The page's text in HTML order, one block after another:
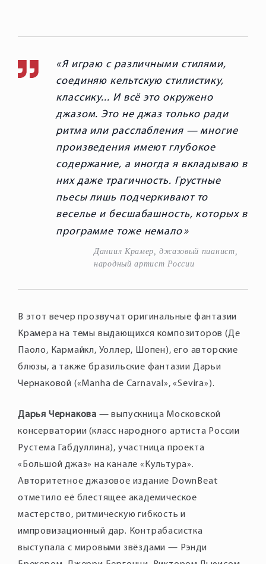
Даниил Крамер, джазовый пианист,
народный артист России
Я играю с различными стилями,
соединяю кельтскую стилистику,
классику... И всё это окружено
джазом. Это не джаз только ради
ритма или расслабления — многие
произведения имеют глубокое
содержание, а иногда я вкладываю в
них даже трагичность. Грустные
пьесы лишь подчеркивают то
веселье и бесшабашность, которых в
программе тоже немало
В этот вечер прозвучат оригинальные фантазии
Крамера на темы выдающихся композиторов (Де
Паоло, Кармайкл, Уоллер, Шопен), его авторские
блюзы, а также бразильские фантазии Дарьи
Чернаковой («Manha de Carnaval», «Sevira»).
Дарья Чернакова — выпускница Московской
консерватории (класс народного артиста России
Рустема Габдуллина), участница проекта
«Большой джаз» на канале «Культура».
Авторитетное джазовое издание DownBeat
отметило её блестящее академическое
мастерство, ритмическую гибкость и
импровизационный дар. Контрабасистка
выступала с мировыми звёздами — Рэнди